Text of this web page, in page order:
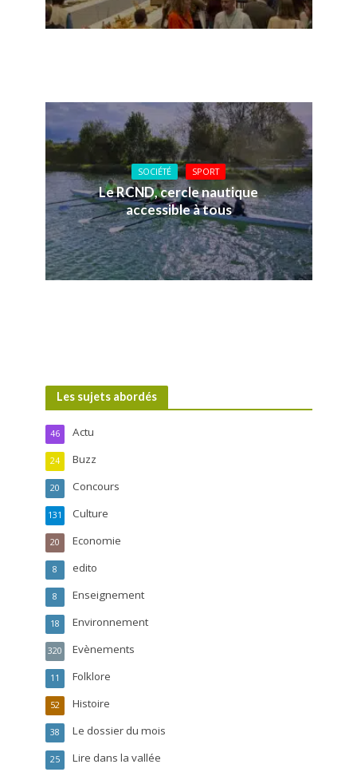
SOCIÉTÉ SPORT
Le RCND, cercle nautique
accessible à tous
Les sujets abordés
Actu
46
Buzz
24
Concours
20
Culture
131
Economie
20
edito
8
Enseignement
8
Environnement
18
Evènements
320
Folklore
11
Histoire
52
Le dossier du mois
38
Lire dans la vallée
25